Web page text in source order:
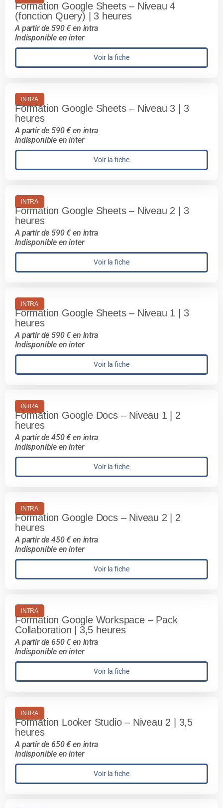
Formation Google Sheets – Niveau 4
(fonction Query) | 3 heures
A partir de 590 € en intra
Indisponible en inter
Voir la fiche
INTRA
Formation Google Sheets – Niveau 3 | 3
heures
A partir de 590 € en intra
Indisponible en inter
Voir la fiche
INTRA
Formation Google Sheets – Niveau 2 | 3
heures
A partir de 590 € en intra
Indisponible en inter
Voir la fiche
INTRA
Formation Google Sheets – Niveau 1 | 3
heures
A partir de 590 € en intra
Indisponible en inter
Voir la fiche
INTRA
Formation Google Docs – Niveau 1 | 2
heures
A partir de 450 € en intra
Indisponible en inter
Voir la fiche
INTRA
Formation Google Docs – Niveau 2 | 2
heures
A partir de 450 € en intra
Indisponible en inter
Voir la fiche
INTRA
Formation Google Workspace – Pack
Collaboration | 3,5 heures
A partir de 650 € en intra
Indisponible en inter
Voir la fiche
INTRA
Formation Looker Studio – Niveau 2 | 3,5
heures
A partir de 650 € en intra
Indisponible en inter
Voir la fiche